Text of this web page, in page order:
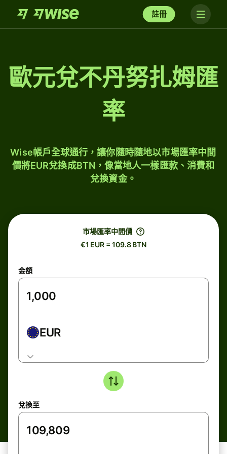
註冊
歐元兌不丹努扎姆匯
率
Wise帳戶全球通行，讓你隨時隨地以市場匯率中間
價將EUR兌換成BTN，像當地人一樣匯款、消費和
兌換資金。
市場匯率中間價
€1 EUR = 109.8 BTN
金額
EUR
兌換至